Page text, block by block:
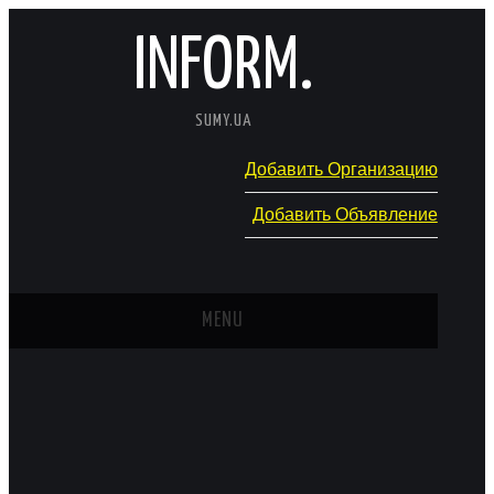
INFORM.
SUMY.UA
Добавить Организацию
Добавить Объявление
MENU